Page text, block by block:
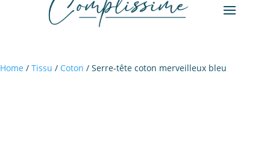
Home / Tissu / Coton / Serre-tête coton merveilleux bleu